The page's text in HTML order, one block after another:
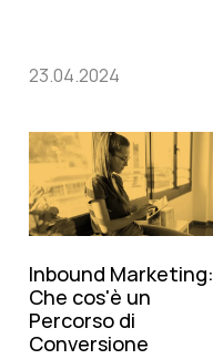
23.04.2024
Inbound Marketing:
Che cos'è un
Percorso di
Conversione